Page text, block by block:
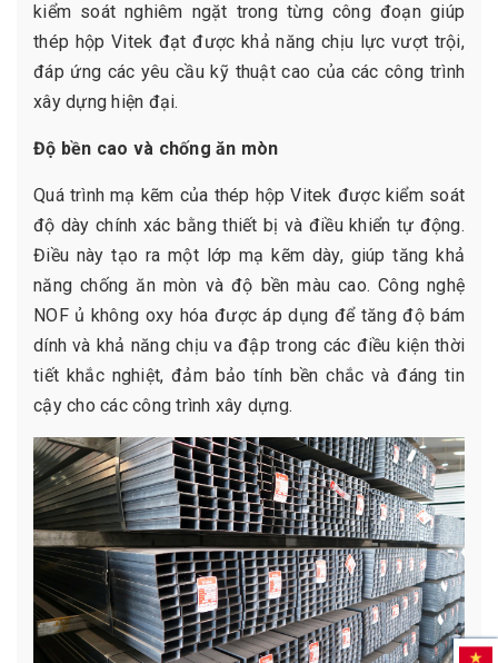
kiểm soát nghiêm ngặt trong từng công đoạn giúp
thép hộp Vitek đạt được khả năng chịu lực vượt trội,
đáp ứng các yêu cầu kỹ thuật cao của các công trình
xây dựng hiện đại.
Độ bền cao và chống ăn mòn
Quá trình mạ kẽm của thép hộp Vitek được kiểm soát
độ dày chính xác bằng thiết bị và điều khiển tự động.
Điều này tạo ra một lớp mạ kẽm dày, giúp tăng khả
năng chống ăn mòn và độ bền màu cao. Công nghệ
NOF ủ không oxy hóa được áp dụng để tăng độ bám
dính và khả năng chịu va đập trong các điều kiện thời
tiết khắc nghiệt, đảm bảo tính bền chắc và đáng tin
cậy cho các công trình xây dựng.